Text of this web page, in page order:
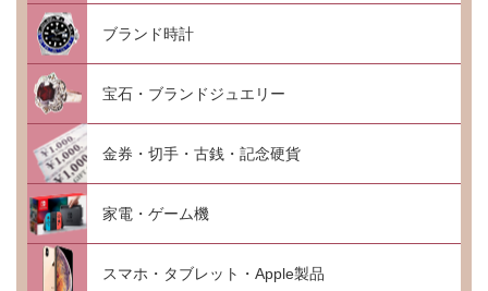
ブランド時計
宝石・ブランドジュエリー
金券・切手・古銭・記念硬貨
家電・ゲーム機
スマホ・タブレット・Apple製品